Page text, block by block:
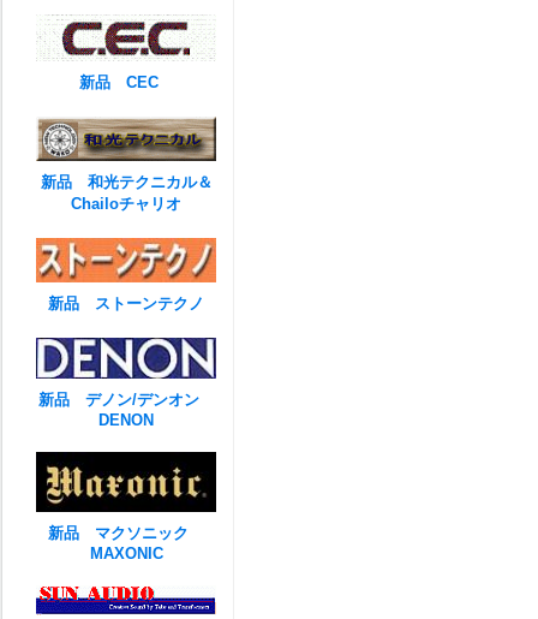
新品 CEC
新品 和光テクニカル＆
Chailoチャリオ
新品 ストーンテクノ
新品 デノン/デンオン
DENON
新品 マクソニック
MAXONIC